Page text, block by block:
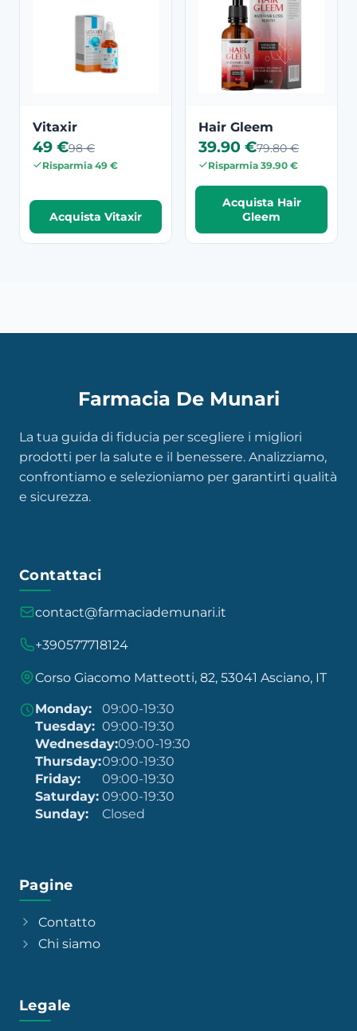
Vitaxir
49 €98 €
Risparmia 49 €
Acquista Vitaxir
Hair Gleem
39.90 €79.80 €
Risparmia 39.90 €
Acquista Hair
Gleem
Farmacia De Munari
La tua guida di fiducia per scegliere i migliori
prodotti per la salute e il benessere. Analizziamo,
confrontiamo e selezioniamo per garantirti qualità
e sicurezza.
Contattaci
contact@farmaciademunari.it
+390577718124
Corso Giacomo Matteotti, 82, 53041 Asciano, IT
Monday:
09:00-19:30
Tuesday: 09:00-19:30
Wednesday:09:00-19:30
Thursday:09:00-19:30
Friday:
09:00-19:30
Saturday: 09:00-19:30
Sunday:
Closed
Pagine
Contatto
Chi siamo
Legale